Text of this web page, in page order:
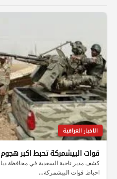
الاخبار العراقية
قوات البيشمركة تحبط اكبر
كشف مدير ناحية السعدية في محافظة
احباط قوات البيشمركة…